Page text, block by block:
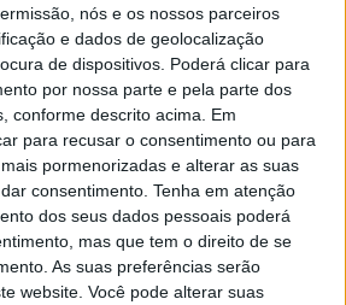
nós e os nossos parceiros
e dados de geolocalização
de dispositivos. Poderá clicar para
por nossa parte e pela parte dos
conforme descrito acima. Em
para recusar o consentimento ou para
pormenorizadas e alterar as suas
consentimento. Tenha em atenção
dos seus dados pessoais poderá
mas que tem o direito de se
As suas preferências serão
website. Você pode alterar suas
O abalo foi sentido em
mas não terá feito vítimas